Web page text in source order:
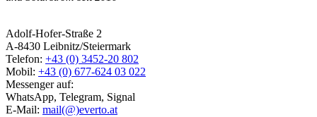
Adolf-Hofer-Straße 2
A-8430 Leibnitz/Steiermark
Telefon: +43 (0) 3452-20 802
Mobil: +43 (0) 677-624 03 022
Messenger auf:
WhatsApp, Telegram, Signal
E-Mail: mail(@)everto.at